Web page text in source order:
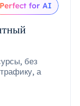
Perfect for AI
без
а